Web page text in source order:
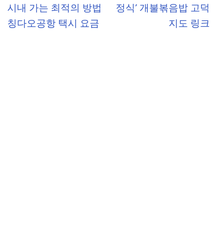
시내 가는 최적의 방법
칭다오공항 택시 요금
정식’ 개불볶음밥 고덕
지도 링크